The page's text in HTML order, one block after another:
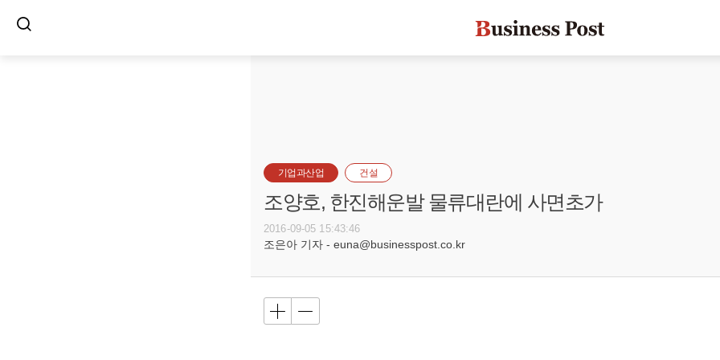
기업과산업 건설
조양호, 한진해운발 물류대란에 사면초가
2016-09-05 15:43:46
조은아 기자 - euna@businesspost.co.kr